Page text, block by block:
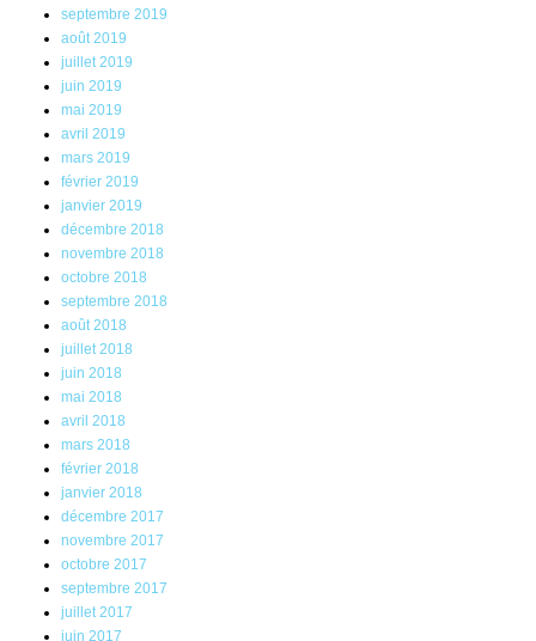
septembre 2019
août 2019
juillet 2019
juin 2019
mai 2019
avril 2019
mars 2019
février 2019
janvier 2019
décembre 2018
novembre 2018
octobre 2018
septembre 2018
août 2018
juillet 2018
juin 2018
mai 2018
avril 2018
mars 2018
février 2018
janvier 2018
décembre 2017
novembre 2017
octobre 2017
septembre 2017
juillet 2017
juin 2017